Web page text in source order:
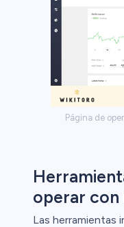
Página de
operar con
Las herramientas